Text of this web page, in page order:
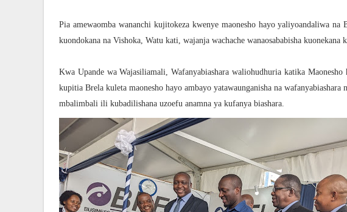
Pia amewaomba wananchi kujitokeza kwenye maonesho hayo yaliyoandaliwa
kuondokana na Vishoka, Watu kati, wajanja wachache wanaosababisha
Kwa Upande wa Wajasiliamali, Wafanyabiashara waliohudhuria katika
kupitia Brela kuleta maonesho hayo ambayo yatawaunganisha na wafanyabiashara
mbalimbali ili kubadilishana uzoefu anamna ya kufanya biashara.